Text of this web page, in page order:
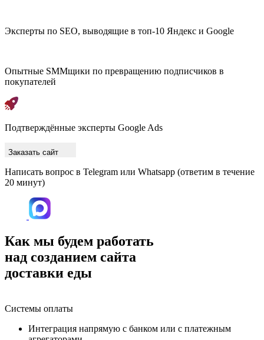
Эксперты по SEO, выводящие в топ-10 Яндекс и Google
Опытные SMMщики по превращению подписчиков в
покупателей
Подтверждённые эксперты Google Ads
Заказать сайт
Написать вопрос в Telegram или Whatsapp (ответим в течение
20 минут)
Как мы будем работать
над созданием сайта
доставки еды
Системы оплаты
Интеграция напрямую с банком или с платежным